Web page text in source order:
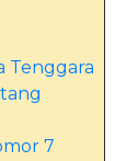
Tenggara
7